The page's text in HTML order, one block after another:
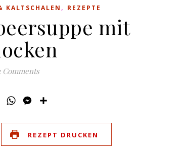
KALTSCHALEN , REZEPTE
mit
Comments
TelegramWhatsAppMessenger
REZEPT DRUCKEN